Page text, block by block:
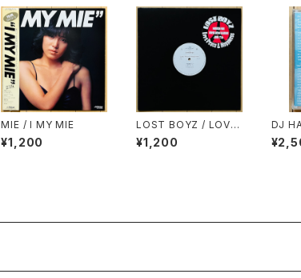
MIE / I MY MIE
¥1,200
LOST BOYZ / LOVE,
PEACE & NAPPINES
S
¥1,200
DJ
PE